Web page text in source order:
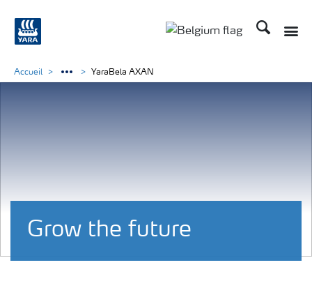
Recherche
Grow the future
Accueil YaraBela AXAN